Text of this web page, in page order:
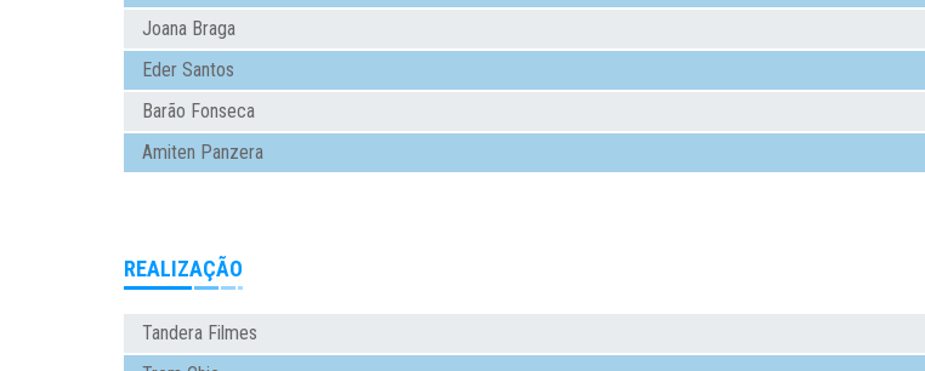
Joana Braga
Eder Santos
Barão Fonseca
Amiten Panzera
REALIZAÇÃO
Tandera Filmes